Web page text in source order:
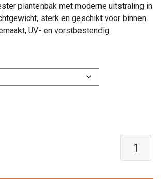
€ 98,00plantenbak met moderne uitstraling in
sterk en geschikt voor binnen
UV- en vorstbestendig.